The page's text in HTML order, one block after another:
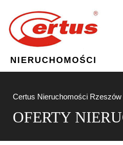
NIERUCHOMOŚCI
Certus Nieruchomości Rzeszów
OFERTY